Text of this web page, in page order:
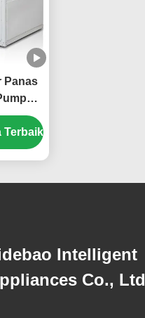
Panas
Low
Terbaik
Intelligent
Co., Ltd